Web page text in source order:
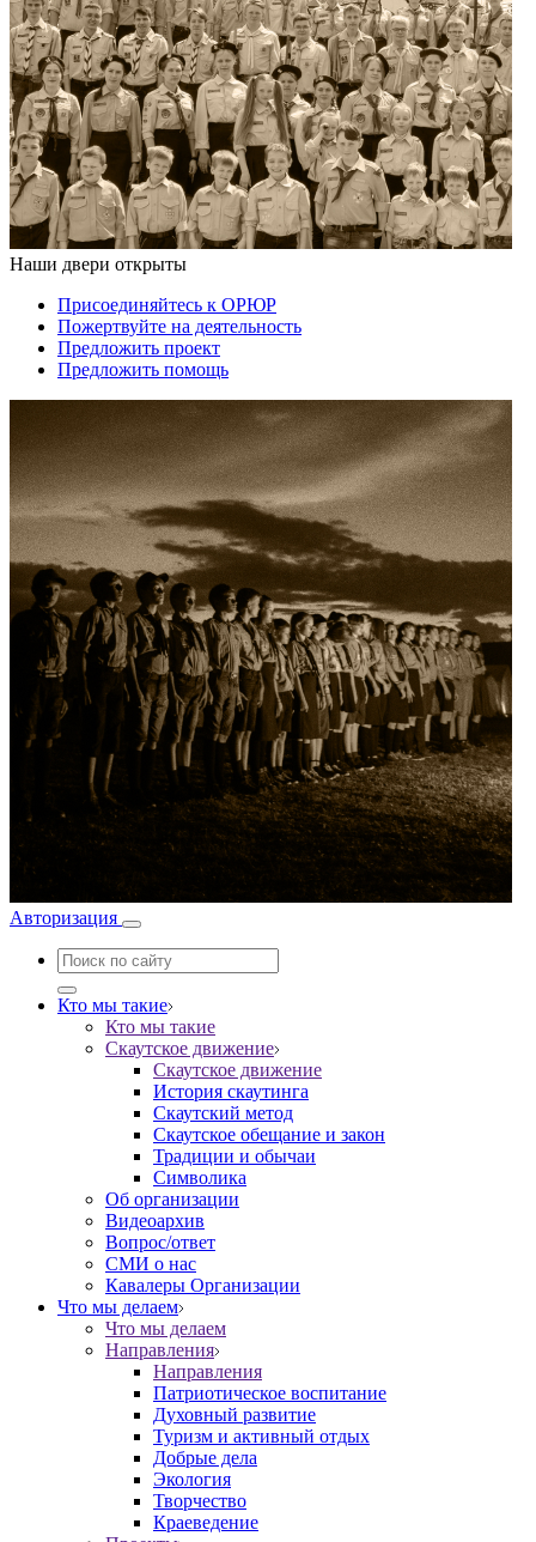
Наши двери открыты
Присоединяйтесь к ОРЮР
Пожертвуйте на деятельность
Предложить проект
Предложить помощь
Авторизация
Кто мы такие
Кто мы такие
Скаутское движение
Скаутское движение
История скаутинга
Скаутский метод
Скаутское обещание и закон
Традиции и обычаи
Символика
Об организации
Видеоархив
Вопрос/ответ
СМИ о нас
Кавалеры Организации
Что мы делаем
Что мы делаем
Направления
Направления
Патриотическое воспитание
Духовный развитие
Туризм и активный отдых
Добрые дела
Экология
Творчество
Краеведение